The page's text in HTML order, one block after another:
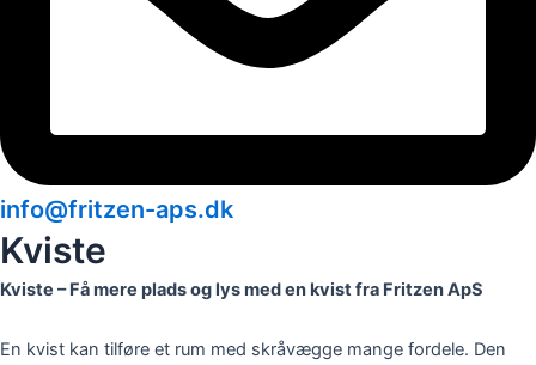
info@fritzen-aps.dk
Kviste
Kviste – Få mere plads og lys med en kvist fra Fritzen ApS
En kvist kan tilføre et rum med skråvægge mange fordele. Den